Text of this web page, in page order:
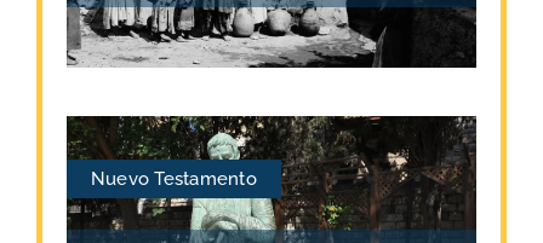
Nuevo Testamento